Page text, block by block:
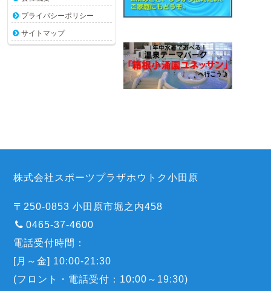
プライバシーポリシー
サイトマップ
株式会社スポーツプラザホウトク小田原
〒250-0853 小田原市堀之内458
0465-37-4600
電話受付時間：
[月～金] 10:00-21:30
(フロント・電話受付：10:00～19:30)